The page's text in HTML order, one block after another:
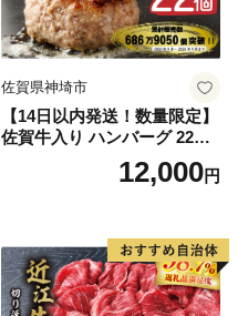
佐賀県神埼市
【14日以内発送！数量限定】
佐賀牛入り ハンバーグ 22個
2.6kg(120g×22個)【佐賀牛
黒毛和牛 ブランド牛 九州 ハ
気】(H083106)
12,000円